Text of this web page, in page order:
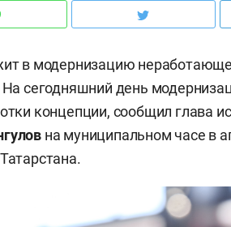
в модернизацию
сегодняшний день
концепции, сообщил глава
на муниципальном часе в